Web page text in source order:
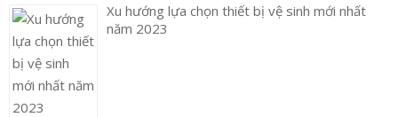
Xu hướng lựa chọn thiết bị vệ sinh mới nhất
năm 2023